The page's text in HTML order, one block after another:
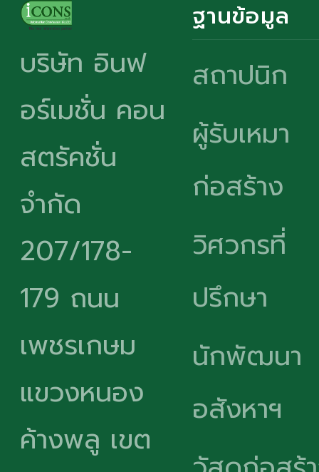
บริษัท อินฟ
อร์เมชั่น คอน
สตรัคชั่น
จำกัด
207/178-
179 ถนน
เพชรเกษม
แขวงหนอง
ค้างพลู เขต
ฐานข้อมูล
สถาปนิก
ผู้รับเหมา
ก่อสร้าง
วิศวกรที่
ปรึกษา
นักพัฒนา
อสังหาฯ